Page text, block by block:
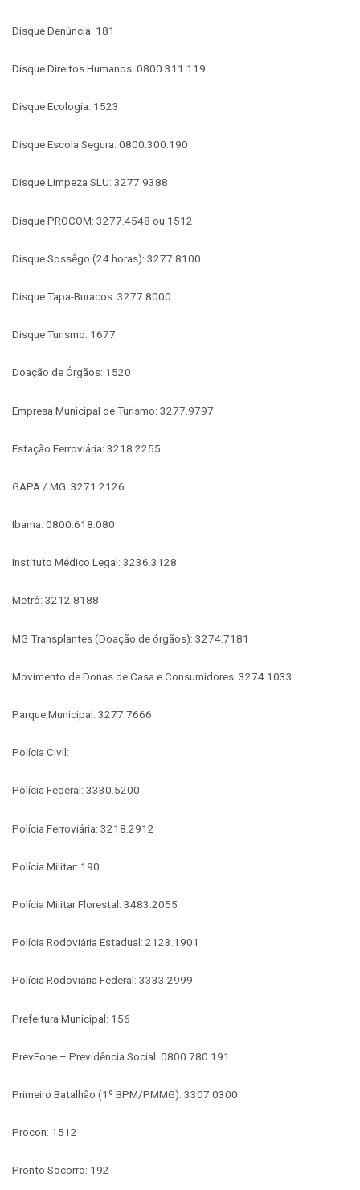
Disque Denúncia: 181
Disque Direitos Humanos: 0800.311.119
Disque Ecologia: 1523
Disque Escola Segura: 0800.300.190
Disque Limpeza SLU: 3277.9388
Disque PROCOM: 3277.4548 ou 1512
Disque Sossêgo (24 horas): 3277.8100
Disque Tapa-Buracos: 3277.8000
Disque Turismo: 1677
Doação de Órgãos: 1520
Empresa Municipal de Turismo: 3277.9797
Estação Ferroviária: 3218.2255
GAPA / MG: 3271.2126
Ibama: 0800.618.080
Instituto Médico Legal: 3236.3128
Metrô: 3212.8188
MG Transplantes (Doação de órgãos): 3274.7181
Movimento de Donas de Casa e Consumidores: 3274.1033
Parque Municipal: 3277.7666
Polícia Civil:
Polícia Federal: 3330.5200
Polícia Ferroviária: 3218.2912
Polícia Militar: 190
Polícia Militar Florestal: 3483.2055
Polícia Rodoviária Estadual: 2123.1901
Polícia Rodoviária Federal: 3333.2999
Prefeitura Municipal: 156
PrevFone – Previdência Social: 0800.780.191
Primeiro Batalhão (1º BPM/PMMG): 3307.0300
Procon: 1512
Pronto Socorro: 192